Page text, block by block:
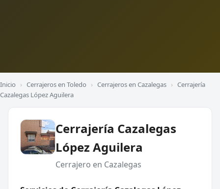
Inicio › Cerrajeros en Toledo › Cerrajeros en Cazalegas › Cerrajería
Cazalegas López Aguilera
Cerrajería Cazalegas
López Aguilera
Cerrajero en Cazalegas